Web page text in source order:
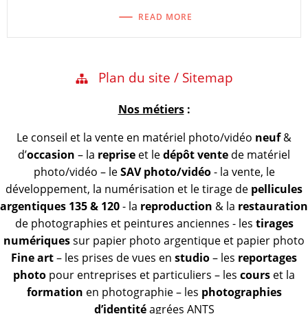
READ MORE
Plan du site / Sitemap
Nos métiers:
Le conseil et la vente en matériel photo/vidéo neuf&
d’occasion – la reprise et ledépôt vente de matériel
photo/vidéo – leSAV photo/vidéo- la vente, le
développement, la numérisation et le tirage de pellicules
argentiques 135 & 120- la reproduction & la restauration
de photographies et peintures anciennes - les tirages
numériquessur papier photo argentique et papier photo
Fine art– les prises de vues en studio– les reportages
photo pour entreprises et particuliers – les cours et la
formation en photographie – les photographies
d’identitéagrées ANTS